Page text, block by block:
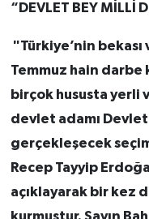
“DEVLET BEY MİLLİ
"Türkiye’nin
Temmuz hain darbe
birçok hususta yerli
devlet adamı Devlet
gerçekleşecek
Recep Tayyip
açıklayarak bir kez